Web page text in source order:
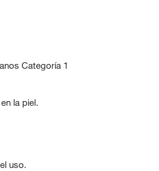
Categoría 1
la piel.
uso.